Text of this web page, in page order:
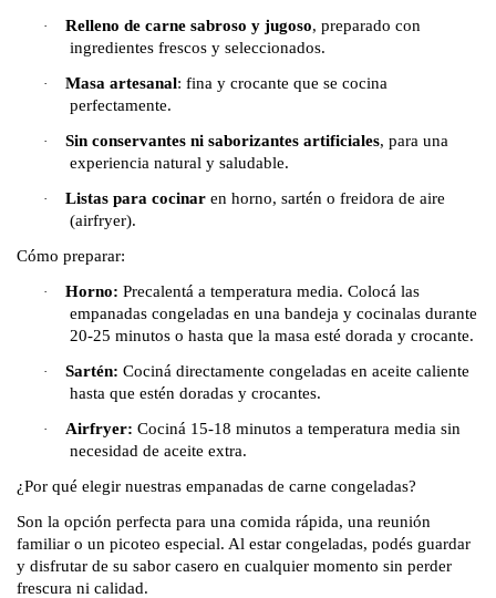
· Relleno de carne sabroso y jugoso, preparado con
ingredientes frescos y seleccionados.
· Masa artesanal: fina y crocante que se cocina
perfectamente.
· Sin conservantes ni saborizantes artificiales, para una
experiencia natural y saludable.
· Listas para cocinar en horno, sartén o freidora de aire
(airfryer).
Cómo preparar:
· Horno: Precalentá a temperatura media. Colocá las
empanadas congeladas en una bandeja y cocinalas durante
20-25 minutos o hasta que la masa esté dorada y crocante.
· Sartén: Cociná directamente congeladas en aceite caliente
hasta que estén doradas y crocantes.
· Airfryer: Cociná 15-18 minutos a temperatura media sin
necesidad de aceite extra.
¿Por qué elegir nuestras empanadas de carne congeladas?
Son la opción perfecta para una comida rápida, una reunión
familiar o un picoteo especial. Al estar congeladas, podés guardar
y disfrutar de su sabor casero en cualquier momento sin perder
frescura ni calidad.